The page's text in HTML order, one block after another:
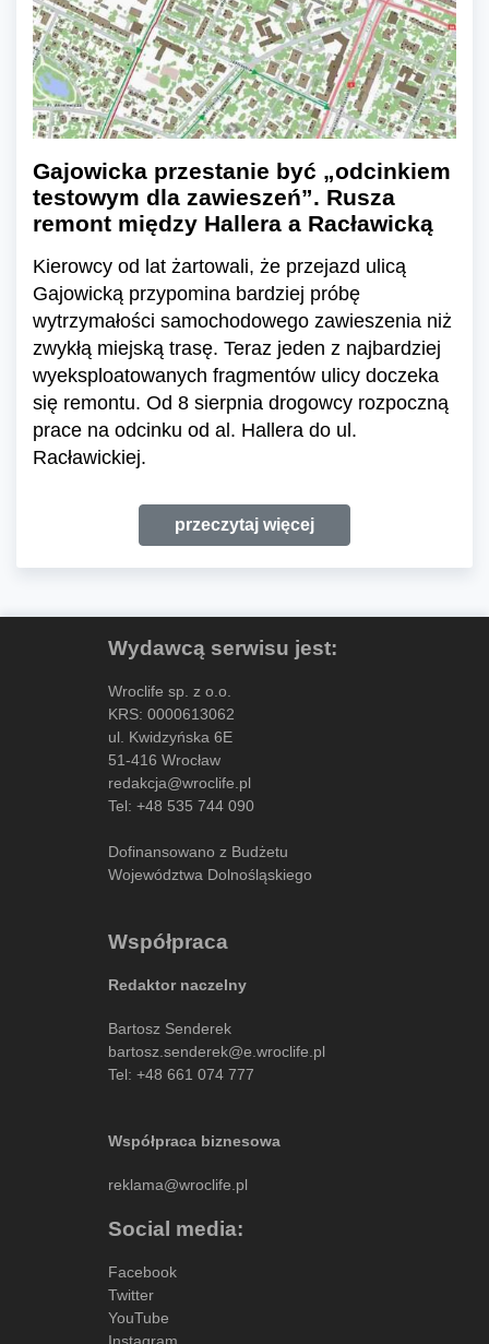
Gajowicka przestanie być „odcinkiem
testowym dla zawieszeń”. Rusza
remont między Hallera a Racławicką
Kierowcy od lat żartowali, że przejazd ulicą
Gajowicką przypomina bardziej próbę
wytrzymałości samochodowego zawieszenia niż
zwykłą miejską trasę. Teraz jeden z najbardziej
wyeksploatowanych fragmentów ulicy doczeka
się remontu. Od 8 sierpnia drogowcy rozpoczną
prace na odcinku od al. Hallera do ul.
Racławickiej.
przeczytaj więcej
Wydawcą serwisu jest:
Wroclife sp. z o.o.
KRS: 0000613062
ul. Kwidzyńska 6E
51-416 Wrocław
redakcja@wroclife.pl
Tel: +48 535 744 090
Dofinansowano z Budżetu
Województwa Dolnośląskiego
Współpraca
Redaktor naczelny
Bartosz Senderek
bartosz.senderek@e.wroclife.pl
Tel: +48 661 074 777
Współpraca biznesowa
reklama@wroclife.pl
Social media:
Facebook
Twitter
YouTube
Instagram